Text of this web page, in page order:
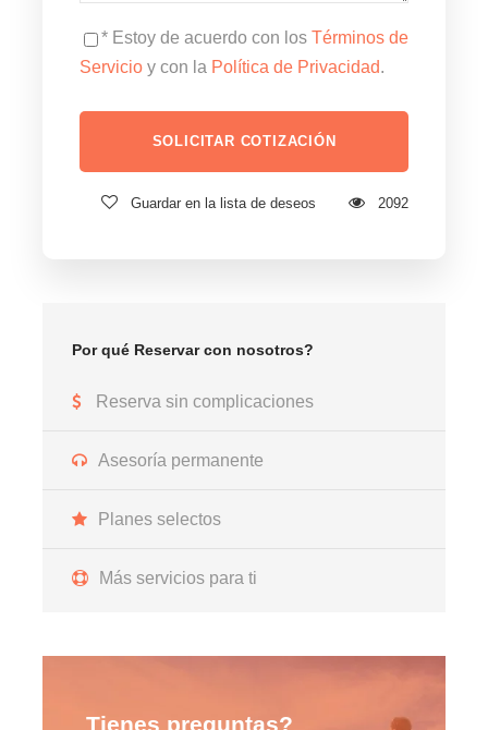
* Estoy de acuerdo con los Términos de
Servicio y con la Política de Privacidad.
Guardar en la lista de deseos 2092
Por qué Reservar con nosotros?
Reserva sin complicaciones
Asesoría permanente
Planes selectos
Más servicios para ti
Tienes preguntas?